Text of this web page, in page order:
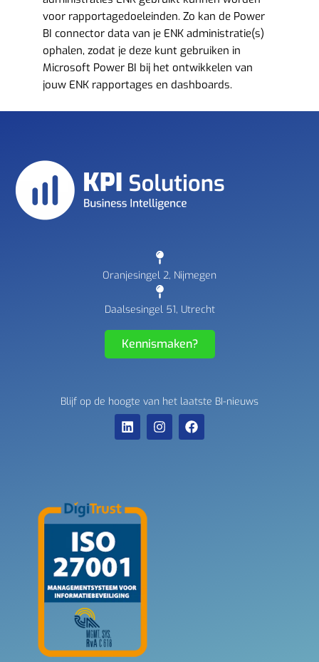
voor rapportagedoeleinden. Zo kan de Power
BI connector data van je ENK administratie(s)
ophalen, zodat je deze kunt gebruiken in
Microsoft Power BI bij het ontwikkelen van
jouw ENK rapportages en dashboards.
Oranjesingel 2, Nijmegen
Daalsesingel 51, Utrecht
Kennismaken?
Blijf op de hoogte van het laatste BI-nieuws